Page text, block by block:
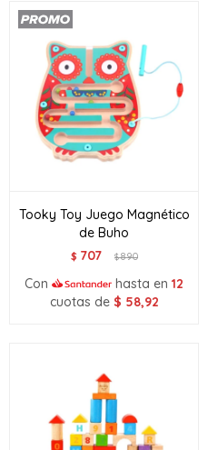
Tooky Toy Juego Magnético
de Buho
$ 707 $890
Con hasta en 12
cuotas de $ 58,92